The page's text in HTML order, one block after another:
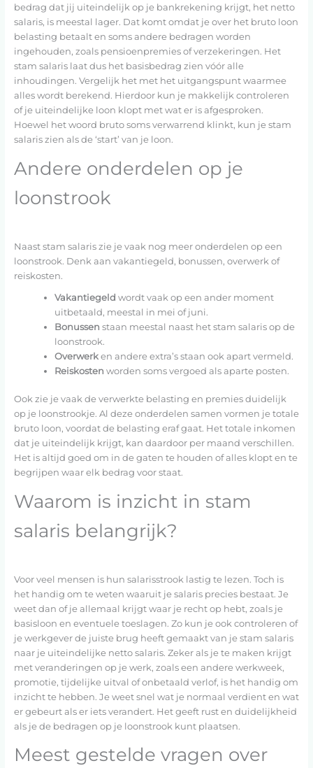
bedrag dat jij uiteindelijk op je bankrekening krijgt, het netto
salaris, is meestal lager. Dat komt omdat je over het bruto loon
belasting betaalt en soms andere bedragen worden
ingehouden, zoals pensioenpremies of verzekeringen. Het
stam salaris laat dus het basisbedrag zien vóór alle
inhoudingen. Vergelijk het met het uitgangspunt waarmee
alles wordt berekend. Hierdoor kun je makkelijk controleren
of je uiteindelijke loon klopt met wat er is afgesproken.
Hoewel het woord bruto soms verwarrend klinkt, kun je stam
salaris zien als de ‘start’ van je loon.
Andere onderdelen op je
loonstrook
Naast stam salaris zie je vaak nog meer onderdelen op een
loonstrook. Denk aan vakantiegeld, bonussen, overwerk of
reiskosten.
Vakantiegeld wordt vaak op een ander moment
uitbetaald, meestal in mei of juni.
Bonussen staan meestal naast het stam salaris op de
loonstrook.
Overwerken andere extra’s staan ook apart vermeld.
Reiskosten worden soms vergoed als aparte posten.
Ook zie je vaak de verwerkte belasting en premies duidelijk
op je loonstrookje. Al deze onderdelen samen vormen je totale
bruto loon, voordat de belasting eraf gaat. Het totale inkomen
dat je uiteindelijk krijgt, kan daardoor per maand verschillen.
Het is altijd goed om in de gaten te houden of alles klopt en te
begrijpen waar elk bedrag voor staat.
Waarom is inzicht in stam
salaris belangrijk?
Voor veel mensen is hun salarisstrook lastig te lezen. Toch is
het handig om te weten waaruit je salaris precies bestaat. Je
weet dan of je allemaal krijgt waar je recht op hebt, zoals je
basisloon en eventuele toeslagen. Zo kun je ook controleren of
je werkgever de juiste brug heeft gemaakt van je stam salaris
naar je uiteindelijke netto salaris. Zeker als je te maken krijgt
met veranderingen op je werk, zoals een andere werkweek,
promotie, tijdelijke uitval of onbetaald verlof, is het handig om
inzicht te hebben. Je weet snel wat je normaal verdient en wat
er gebeurt als er iets verandert. Het geeft rust en duidelijkheid
als je de bedragen op je loonstrook kunt plaatsen.
Meest gestelde vragen over